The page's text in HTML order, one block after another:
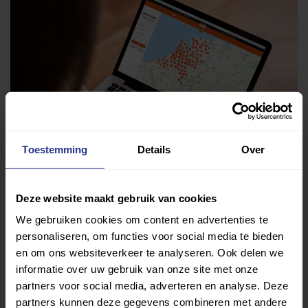
Toestemming Details Over
Deze website maakt gebruik van cookies
We gebruiken cookies om content en advertenties te
personaliseren, om functies voor social media te bieden
en om ons websiteverkeer te analyseren. Ook delen we
informatie over uw gebruik van onze site met onze
partners voor social media, adverteren en analyse. Deze
partners kunnen deze gegevens combineren met andere
Vind jouw sport
Van atletiek tot zwemmen: met onze Sportzoeker
vind je gemakkelijk jouw favoriete sport of activiteit.